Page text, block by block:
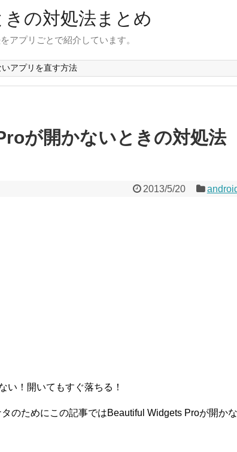
の対処法まとめ
アプリごとで紹介しています。
いアプリを直す方法
が開かないときの対処法
2013/5/20
い！開いてもすぐ落ちる！
のためにこの記事ではBeautiful Widgets Proが開かな